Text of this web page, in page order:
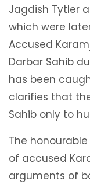
Jagdish Tytler
which were
Accused
Darbar Sahib
has been
clarifies that
Sahib only to
The
of accused
arguments of